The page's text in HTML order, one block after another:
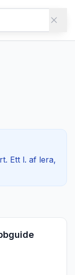
Ett l. af lera,